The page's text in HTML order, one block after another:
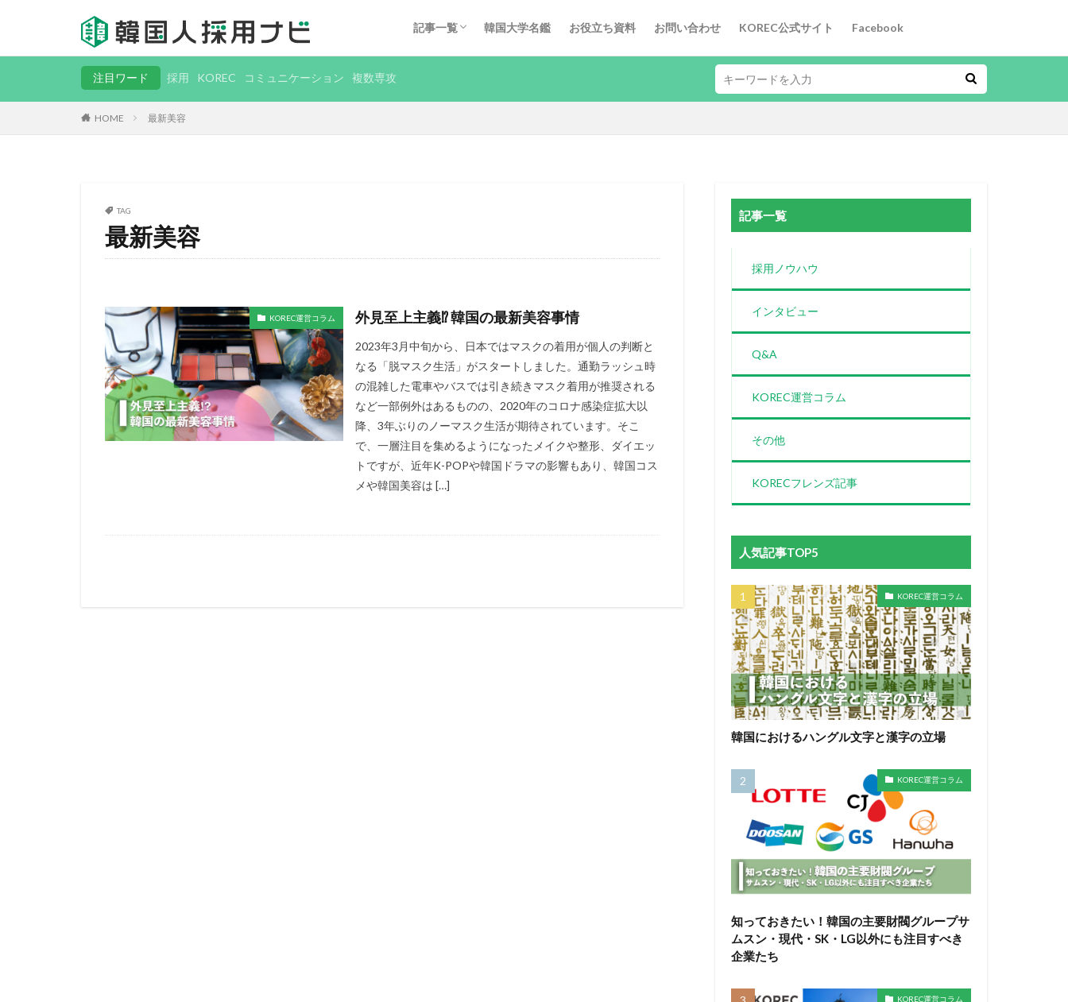
記事一覧
採用ノウハウ
インタビュー
Q&A
KOREC運営コラム
その他
韓国大学名鑑 お役立ち資料 お問い合わせ KOREC公式サイト Facebook
注目ワード 採用 KOREC コミュニケーション 複数専攻
HOME 最新美容
TAG
最新美容
KOREC運営コラム 外見至上主義⁉ 韓国の最新美容事情
2023年3月中旬から、日本ではマスクの着用が個人の判断と
なる「脱マスク生活」がスタートしました。通勤ラッシュ時
の混雑した電車やバスでは引き続きマスク着用が推奨される
など一部例外はあるものの、2020年のコロナ感染症拡大以
降、3年ぶりのノーマスク生活が期待されています。そこ
で、一層注目を集めるようになったメイクや整形、ダイエッ
トですが、近年K-POPや韓国ドラマの影響もあり、韓国コス
メや韓国美容は […]
記事一覧
採用ノウハウ
インタビュー
Q&A
KOREC運営コラム
その他
KORECフレンズ記事
人気記事TOP5
KOREC運営コラム
韓国におけるハングル文字と漢字の立場
KOREC運営コラム
知っておきたい！韓国の主要財閥グループサ
ムスン・現代・SK・LG以外にも注目すべき
企業たち
KOREC運営コラム